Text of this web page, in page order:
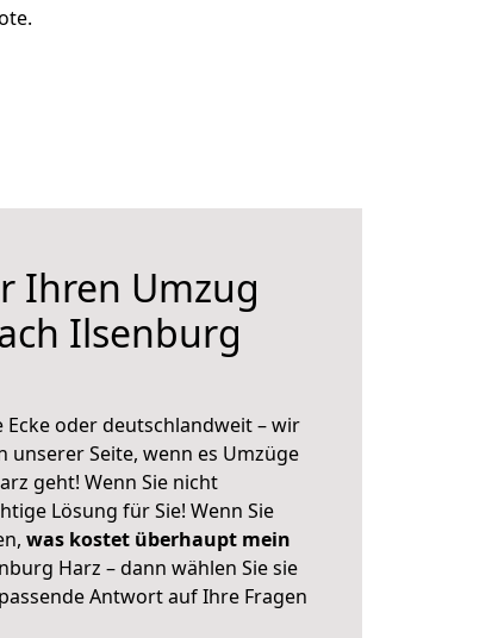
Ihren Umzug
Ilsenburg
Ecke oder deutschlandweit – wir
unserer Seite, wenn es Umzüge
geht! Wenn Sie nicht
Lösung für Sie! Wenn Sie
was kostet überhaupt mein
Harz – dann wählen Sie sie
Antwort auf Ihre Fragen